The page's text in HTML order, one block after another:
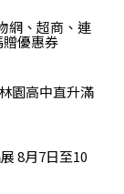
網、超商、連
優惠券
園高中直升滿
8月7日至10